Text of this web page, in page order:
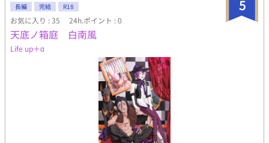
ってきます）※
5
長編 完結 R18
お気に入り : 35 24h.ポイント : 0
天底ノ箱庭 白南風
Life up＋α